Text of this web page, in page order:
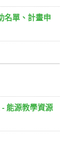
名單、計畫申
能源教學資源